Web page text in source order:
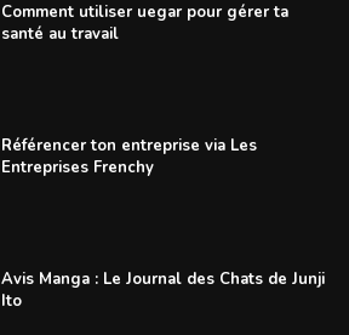
Comment utiliser uegar pour gérer ta
santé au travail
Référencer ton entreprise via Les
Entreprises Frenchy
Avis Manga : Le Journal des Chats de Junji
Ito